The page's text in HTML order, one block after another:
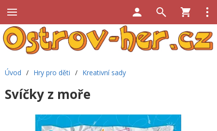
Úvod / Hry pro děti / Kreativní sady
Svíčky z moře